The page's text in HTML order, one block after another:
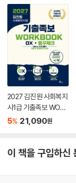
2027 김진원 사회복지
사1급 기출족보 WORK
BOOK OX·빵꾸체크
5% 21,090원
이 책을 구입하신